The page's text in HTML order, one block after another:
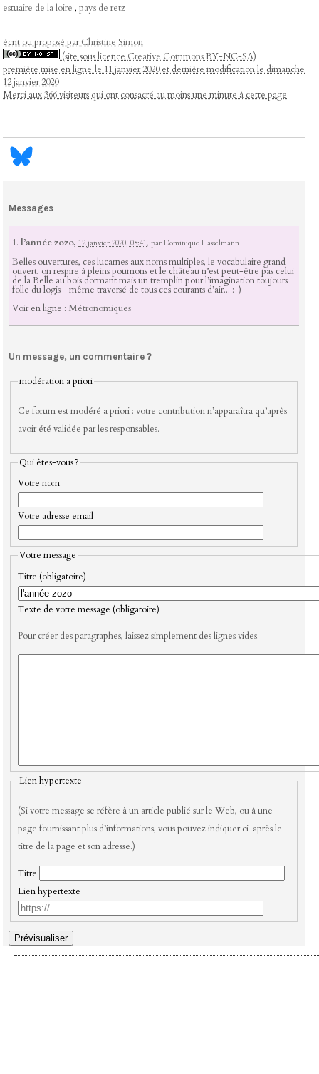
estuaire de la loire ,pays de retz
écrit ou proposé parChristine Simon
(site sous licence Creative CommonsBY-NC-SA)
première mise en ligne le 11 janvier 2020 et dernière modification le dimanche
12 janvier 2020
Merci aux 366 visiteurs qui ont consacré au moins une minute à cette page
Messages
1. l’année zozo, 12 janvier 2020, 08:41,parDominique Hasselmann
Belles ouvertures, ces lucarnes aux noms multiples, le vocabulaire grand
ouvert, on respire à pleins poumons et le château n’est peut-être pas celui
de la Belle au bois dormant mais un tremplin pour l’imagination toujours
folle du logis - même traversé de tous ces courants d’air... :-)
Voir en ligne : Métronomiques
Un message, un commentaire ?
modération a priori
Ce forum est modéré a priori : votre contribution n’apparaîtra qu’après
avoir été validée par les responsables.
Qui êtes-vous ?
Votre nom
Votre adresse email
Votre message
Titre (obligatoire)
Texte de votre message (obligatoire)
Pour créer des paragraphes, laissez simplement des lignes vides.
Lien hypertexte
(Si votre message se réfère à un article publié sur le Web, ou à une
page fournissant plus d’informations, vous pouvez indiquer ci-après le
titre de la page et son adresse.)
Titre
Lien hypertexte